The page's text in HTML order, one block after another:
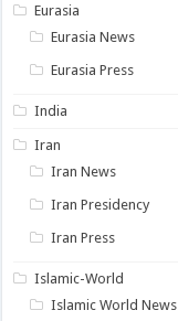
Eurasia
Eurasia News
Eurasia Press
India
Iran
Iran News
Iran Presidency
Iran Press
Islamic-World
Islamic World News